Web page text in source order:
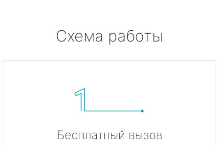
Схема работы
Бесплатный вызов